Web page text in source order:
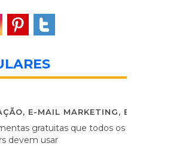
, E-MAIL MARKETING,
gratuitas que todos os
devem usar